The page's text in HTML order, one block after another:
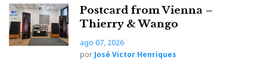
Postcard from Vienna –
Thierry & Wango
ago 07, 2026
por José Victor Henriques